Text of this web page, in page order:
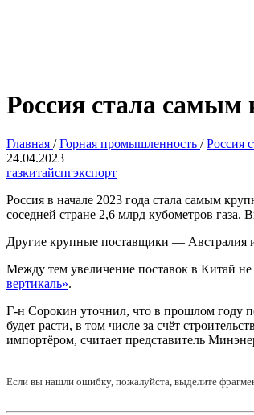
Россия стала
Главная / Горная промышленность / Россия
24.04.2023
газкитайспгэкспорт
Россия в начале 2023 года стала самым
соседней стране 2,6 млрд кубометров газа.
Другие крупные поставщики — Австралия
Между тем увеличение поставок в Китай не
вертикаль».
Г-н Сорокин уточнил, что в прошлом году
будет расти, в том числе за счёт
импортёром, считает представитель
Если вы нашли ошибку, пожалуйста, выделите